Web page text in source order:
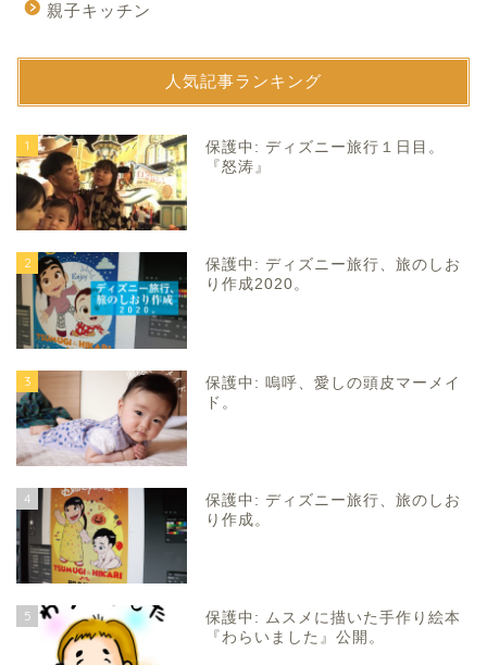
親子キッチン
人気記事ランキング
1
保護中: ディズニー旅行１日目。
『怒涛』
2
保護中: ディズニー旅行、旅のしお
り作成2020。
3
保護中: 嗚呼、愛しの頭皮マーメイ
ド。
4
保護中: ディズニー旅行、旅のしお
り作成。
5
保護中: ムスメに描いた手作り絵本
『わらいました』公開。